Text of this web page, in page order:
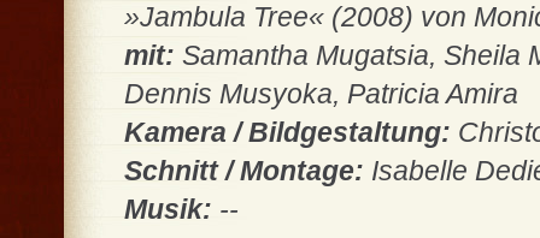
»Jambula Tree« (2008) von
mit: Samantha Mugatsia, Sheila
Dennis Musyoka, Patricia Amira
Kamera / Bildgestaltung:
Schnitt / Montage: Isabelle
Musik: --